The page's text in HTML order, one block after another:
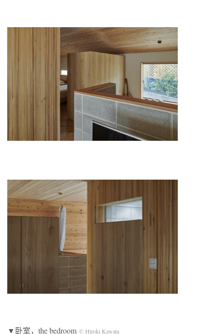
▼卧室，the bedroom © Hiroki Kawata